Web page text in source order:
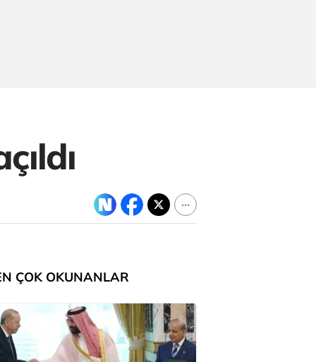
ÇOK OKUNANLAR